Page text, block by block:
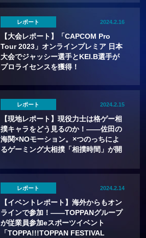
レポート 2024.2.16
【大会レポート】「CAPCOM Pro
Tour 2023」オンラインプレミア 日本
大会でジャッシー選手とKEI.B選手が
プロライセンスを獲得！
レポート 2024.2.15
【現地レポート】現役力士は格ゲー相
撲キャラをどう見るのか！——佐田の
海関×NOモーション。×つのっちによ
るゲーミング大相撲「相撲時間」が開
レポート 2024.2.14
【イベントレポート】海外からもオン
ラインで参加！——TOPPANグループ
が従業員参加eスポーツイベント
「TOPPA!!!TOPPAN FESTIVAL